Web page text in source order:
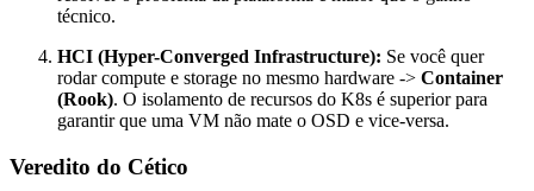
técnico.
HCI (Hyper-Converged Infrastructure): Se você quer
rodar compute e storage no mesmo hardware -> Container
(Rook). O isolamento de recursos do K8s é superior para
garantir que uma VM não mate o OSD e vice-versa.
Veredito do Cético